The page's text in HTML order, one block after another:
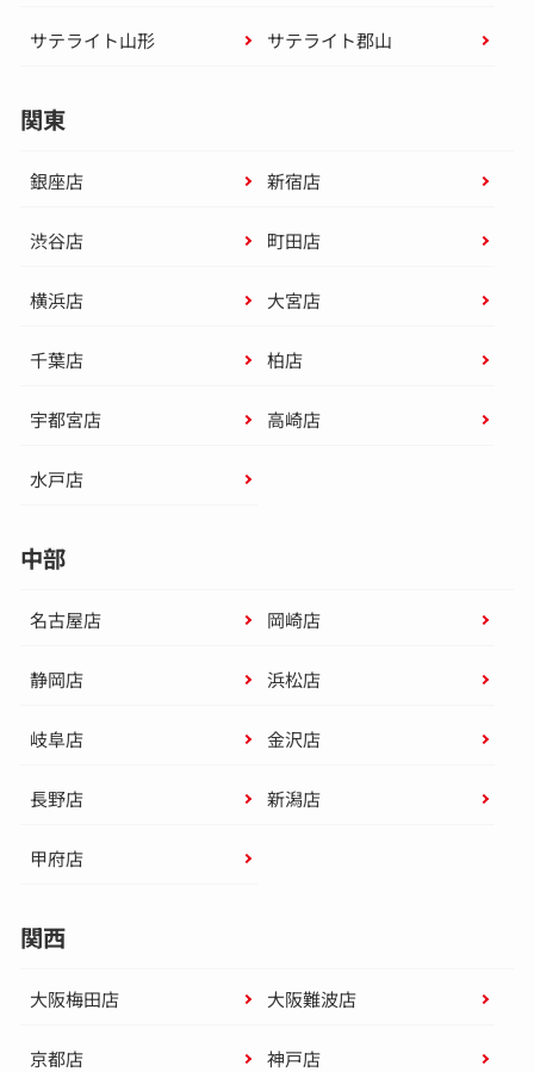
サテライト山形 サテライト郡山
関東
銀座店 新宿店
渋谷店 町田店
横浜店 大宮店
千葉店 柏店
宇都宮店 高崎店
水戸店
中部
名古屋店 岡崎店
静岡店 浜松店
岐阜店 金沢店
長野店 新潟店
甲府店
関西
大阪梅田店 大阪難波店
京都店 神戸店